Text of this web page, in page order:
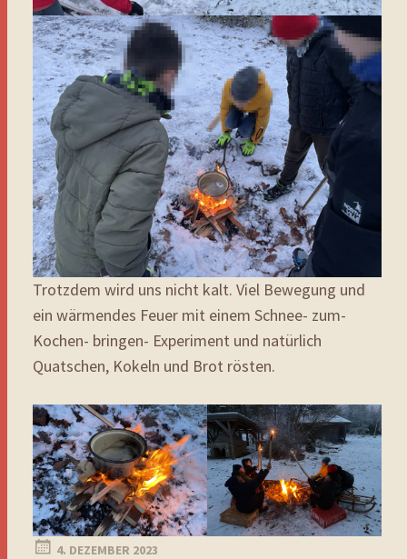
Trotzdem wird uns nicht kalt. Viel Bewegung und
ein wärmendes Feuer mit einem Schnee- zum-
Kochen- bringen- Experiment und natürlich
Quatschen, Kokeln und Brot rösten.
4. DEZEMBER 2023